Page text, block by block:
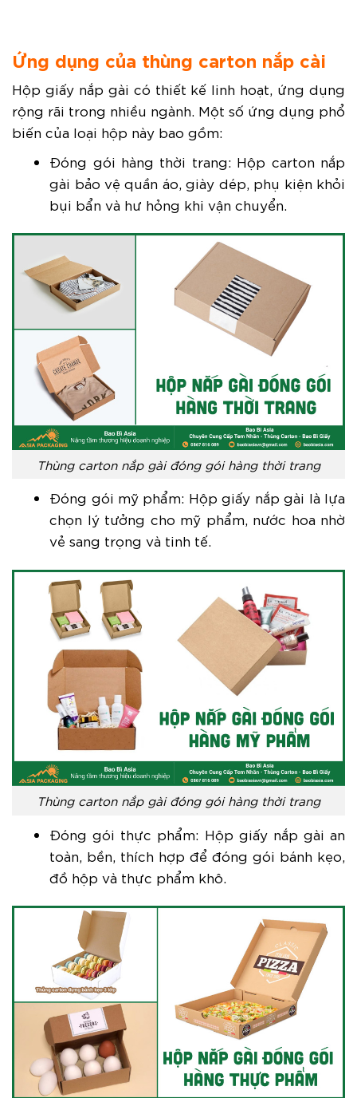
Ứng dụng của thùng carton nắp cài
Hộp giấy nắp gài có thiết kế linh hoạt, ứng dụng
rộng rãi trong nhiều ngành. Một số ứng dụng phổ
biến của loại hộp này bao gồm:
Đóng gói hàng thời trang: Hộp carton nắp
gài bảo vệ quần áo, giày dép, phụ kiện khỏi
bụi bẩn và hư hỏng khi vận chuyển.
Thùng carton nắp gài đóng gói hàng thời trang
Đóng gói mỹ phẩm: Hộp giấy nắp gài là lựa
chọn lý tưởng cho mỹ phẩm, nước hoa nhờ
vẻ sang trọng và tinh tế.
Thùng carton nắp gài đóng gói hàng thời trang
Đóng gói thực phẩm: Hộp giấy nắp gài an
toàn, bền, thích hợp để đóng gói bánh kẹo,
đồ hộp và thực phẩm khô.